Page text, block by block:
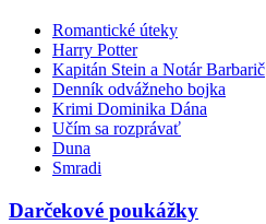
Romantické úteky
Harry Potter
Kapitán Stein a Notár Barbarič
Denník odvážneho bojka
Krimi Dominika Dána
Učím sa rozprávať
Duna
Smradi
Darčekové poukážky